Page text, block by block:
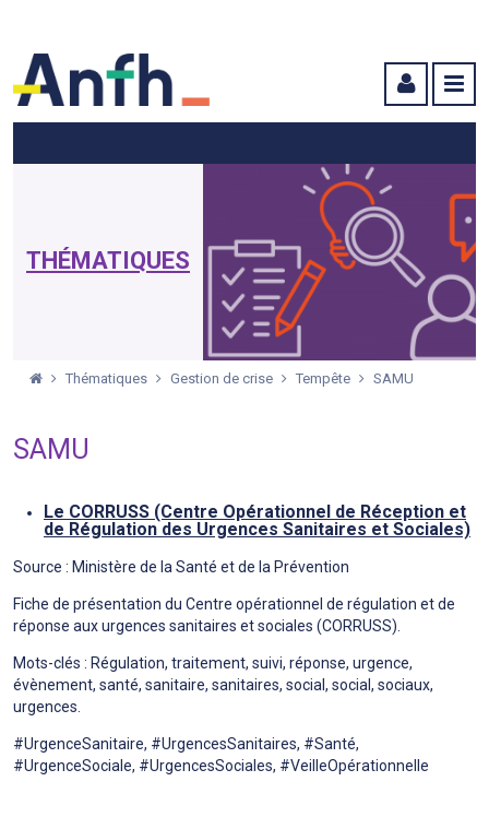
THÉMATIQUES
Thématiques Gestion de crise Tempête SAMU
SAMU
Le CORRUSS (Centre Opérationnel de Réception et
de Régulation des Urgences Sanitaires et Sociales)
Source : Ministère de la Santé et de la Prévention
Fiche de présentation du Centre opérationnel de régulation et de
réponse aux urgences sanitaires et sociales (CORRUSS).
Mots-clés : Régulation, traitement, suivi, réponse, urgence,
évènement, santé, sanitaire, sanitaires, social, social, sociaux,
urgences.
#UrgenceSanitaire, #UrgencesSanitaires, #Santé,
#UrgenceSociale, #UrgencesSociales, #VeilleOpérationnelle